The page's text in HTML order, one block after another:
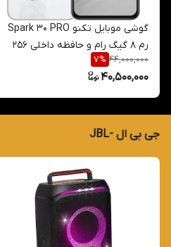
گوشی موبایل تکنو Spark 30 PRO
رم 8 گیگ رام و حافظه داخلی 256
گیگ
44,000,000
7%
40,500,000
جی بی ال -JBL